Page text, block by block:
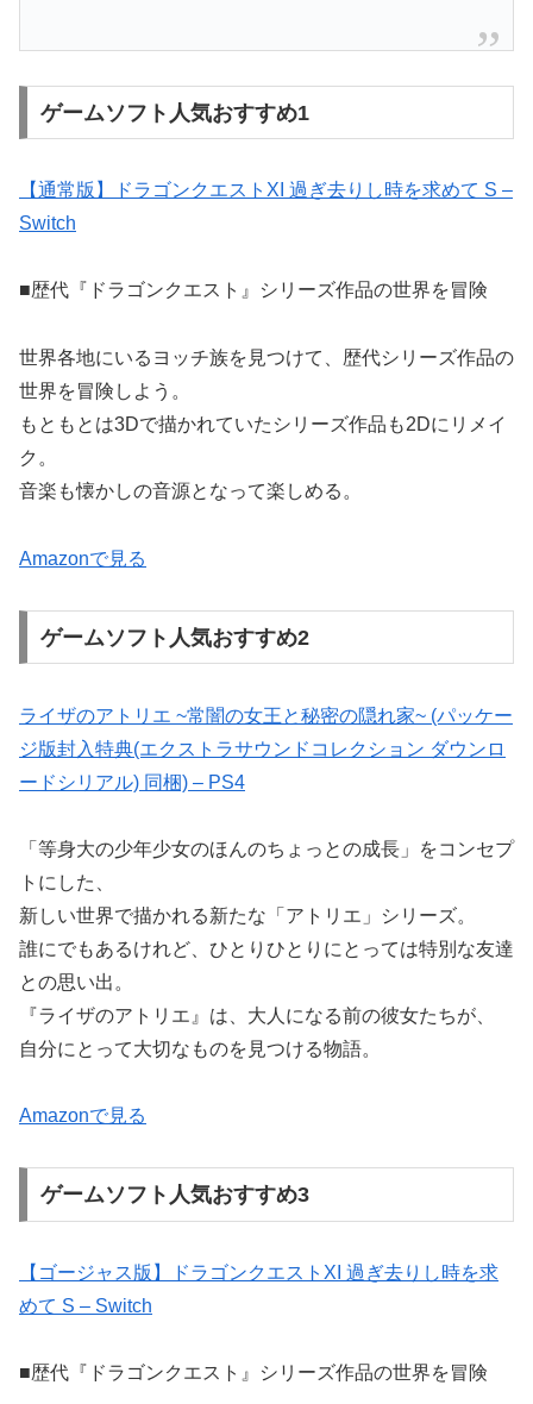
ゲームソフト人気おすすめ1
【通常版】ドラゴンクエストXI 過ぎ去りし時を求めて S –
Switch
■歴代『ドラゴンクエスト』シリーズ作品の世界を冒険
世界各地にいるヨッチ族を見つけて、歴代シリーズ作品の
世界を冒険しよう。
もともとは3Dで描かれていたシリーズ作品も2Dにリメイ
ク。
音楽も懐かしの音源となって楽しめる。
Amazonで見る
ゲームソフト人気おすすめ2
ライザのアトリエ ~常闇の女王と秘密の隠れ家~ (パッケー
ジ版封入特典(エクストラサウンドコレクション ダウンロ
ードシリアル) 同梱) – PS4
「等身大の少年少女のほんのちょっとの成長」をコンセプ
トにした、
新しい世界で描かれる新たな「アトリエ」シリーズ。
誰にでもあるけれど、ひとりひとりにとっては特別な友達
との思い出。
『ライザのアトリエ』は、大人になる前の彼女たちが、
自分にとって大切なものを見つける物語。
Amazonで見る
ゲームソフト人気おすすめ3
【ゴージャス版】ドラゴンクエストXI 過ぎ去りし時を求
めて S – Switch
■歴代『ドラゴンクエスト』シリーズ作品の世界を冒険